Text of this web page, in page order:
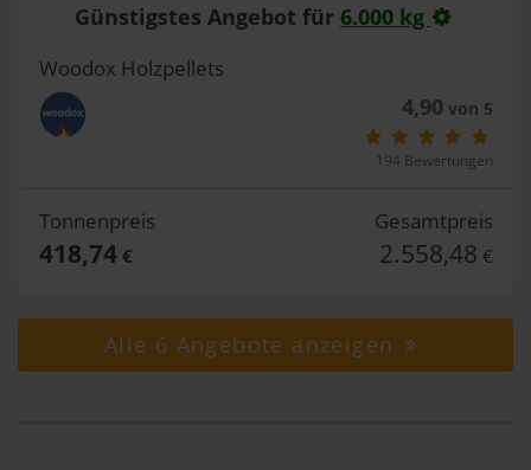
Günstigstes Angebot für 6.000 kg
Woodox Holzpellets
4,90 von 5
194 Bewertungen
Tonnenpreis
418,74€
Gesamtpreis
2.558,48 €
Alle 6 Angebote anzeigen